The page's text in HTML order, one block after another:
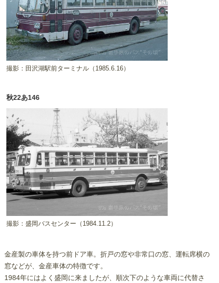
撮影：田沢湖駅前ターミナル（1985.6.16）
秋22あ146
撮影：盛岡バスセンター（1984.11.2）
金産製の車体を持つ前ドア車。折戸の窓や非常口の窓、運転席横の
窓などが、金産車体の特徴です。
1984年にはよく盛岡に来ましたが、順次下のような車両に代替さ